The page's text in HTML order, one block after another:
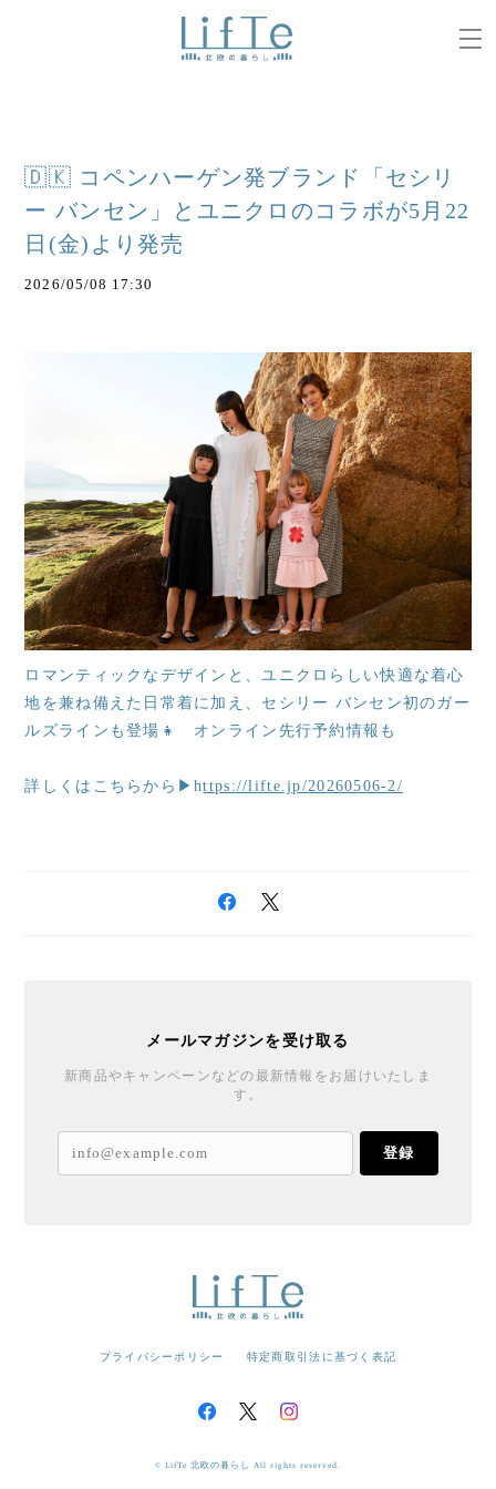
🇩🇰 コペンハーゲン発ブランド「セシリ
ー バンセン」とユニクロのコラボが5月22
日(金)より発売
2026/05/08 17:30
ロマンティックなデザインと、ユニクロらしい快適な着心
地を兼ね備えた日常着に加え、セシリー バンセン初のガー
ルズラインも登場👧 オンライン先行予約情報も
詳しくはこちらから▶https://lifte.jp/20260506-2/
メールマガジンを受け取る
新商品やキャンペーンなどの最新情報をお届けいたしま
す。
登録
プライバシーポリシー 特定商取引法に基づく表記
© LifTe 北欧の暮らし All rights reserved.